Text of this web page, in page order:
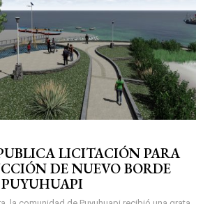
LICITACIÓN PARA
DE NUEVO BORDE